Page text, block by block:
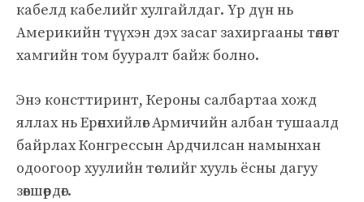
кабелд кабелийг хулгайлдаг. Үр дүн нь
Америкийн түүхэн дэх засаг захиргааны төлөвт
хамгийн том бууралт байж болно.
Энэ консттиринт, Кероны салбартаа хожд
яллах нь Ерөнхийлөг Армичийн албан тушаалд
байрлах Конгрессын Ардчилсан намынхан
одоогоор хуулийн төслийг хууль ёсны дагуу
зөвшөөрдөг.